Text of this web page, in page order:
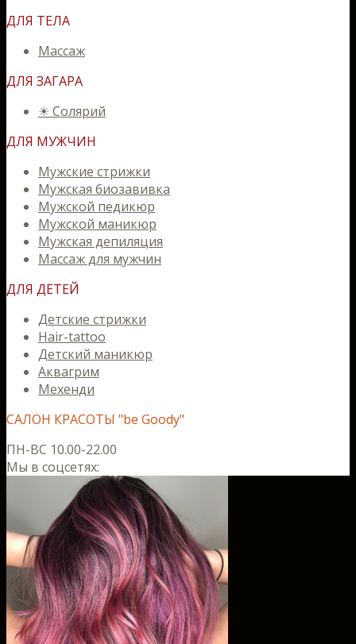
ДЛЯ ТЕЛА
Массаж
ДЛЯ ЗАГАРА
☀ Солярий
ДЛЯ МУЖЧИН
Мужские стрижки
Мужская биозавивка
Мужской педикюр
Мужской маникюр
Мужская депиляция
Массаж для мужчин
ДЛЯ ДЕТЕЙ
Детские стрижки
Hair-tattoo
Детский маникюр
Аквагрим
Мехенди
САЛОН КРАСОТЫ "be Goody"
ПН-ВС 10.00-22.00
Мы в соцсетях: